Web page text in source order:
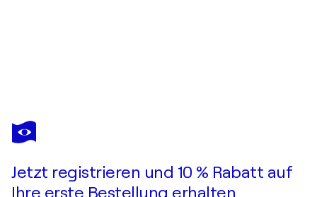
TIBERIU SOOS
Happy Gypsy Girl
Auftragsarbeit anfragen
Jetzt registrieren und 10 % Rabatt auf
Ihre erste Bestellung erhalten